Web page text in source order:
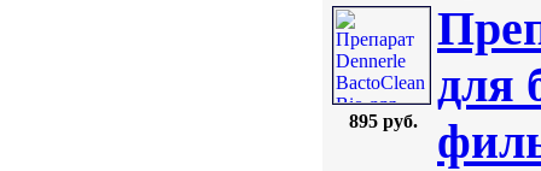
895 руб.
для